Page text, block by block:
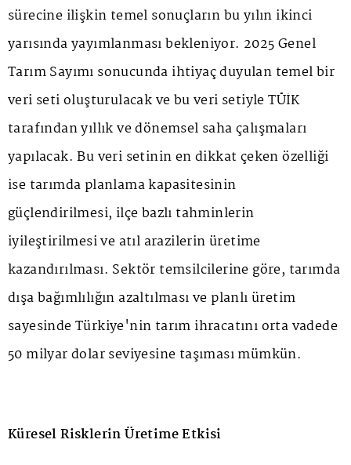
sürecine ilişkin temel sonuçların bu yılın ikinci
yarısında yayımlanması bekleniyor. 2025 Genel
Tarım Sayımı sonucunda ihtiyaç duyulan temel bir
veri seti oluşturulacak ve bu veri setiyle TÜİK
tarafından yıllık ve dönemsel saha çalışmaları
yapılacak. Bu veri setinin en dikkat çeken özelliği
ise tarımda planlama kapasitesinin
güçlendirilmesi, ilçe bazlı tahminlerin
iyileştirilmesi ve atıl arazilerin üretime
kazandırılması. Sektör temsilcilerine göre, tarımda
dışa bağımlılığın azaltılması ve planlı üretim
sayesinde Türkiye'nin tarım ihracatını orta vadede
50 milyar dolar seviyesine taşıması mümkün.
Küresel Risklerin Üretime Etkisi